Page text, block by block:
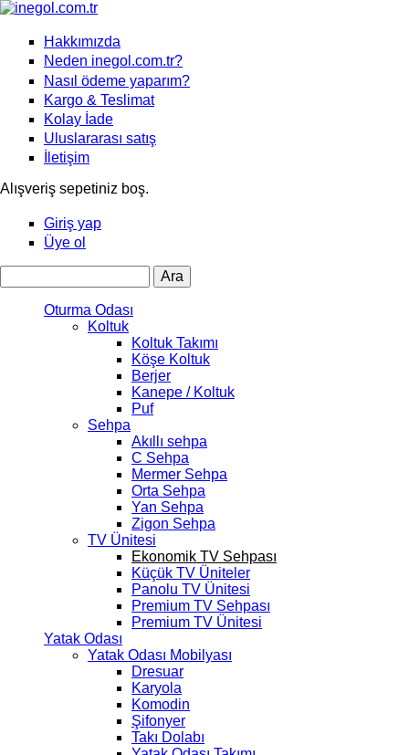
Hakkımızda
Neden inegol.com.tr?
Nasıl ödeme yaparım?
Kargo & Teslimat
Kolay İade
Uluslararası satış
İletişim
Alışveriş sepetiniz boş.
Giriş yap
Üye ol
Arama formu
Oturma Odası
Koltuk
Koltuk Takımı
Köşe Koltuk
Berjer
Kanepe / Koltuk
Puf
Sehpa
Akıllı sehpa
C Sehpa
Mermer Sehpa
Orta Sehpa
Yan Sehpa
Zigon Sehpa
TV Ünitesi
Ekonomik TV Sehpası
Küçük TV Üniteler
Panolu TV Ünitesi
Premium TV Sehpası
Premium TV Ünitesi
Yatak Odası
Yatak Odası Mobilyası
Dresuar
Karyola
Komodin
Şifonyer
Takı Dolabı